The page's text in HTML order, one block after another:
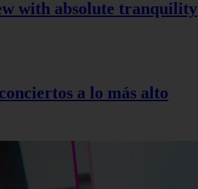
with absolute tranquility
a lo más alto